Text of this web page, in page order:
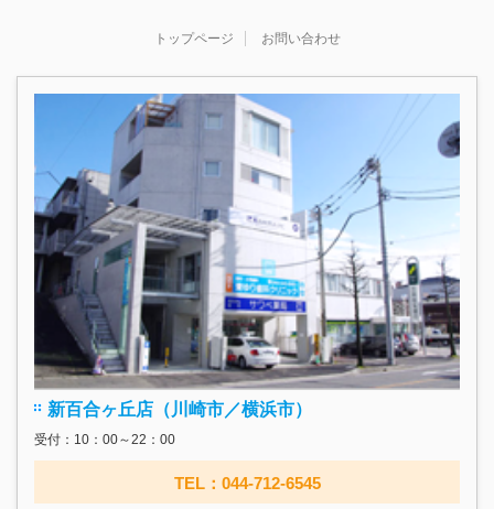
トップページ お問い合わせ
新百合ヶ丘店（川崎市／横浜市）
受付：10：00～22：00
TEL：044-712-6545